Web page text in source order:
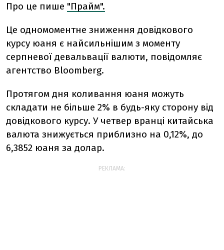
Про це пише "Прайм".
Це одномоментне зниження довідкового
курсу юаня є найсильнішим з моменту
серпневої девальвації валюти, повідомляє
агентство Bloomberg.
Протягом дня коливання юаня можуть
складати не більше 2% в будь-яку сторону від
довідкового курсу. У четвер вранці китайська
валюта знижується приблизно на 0,12%, до
6,3852 юаня за долар.
РЕКЛАМА: